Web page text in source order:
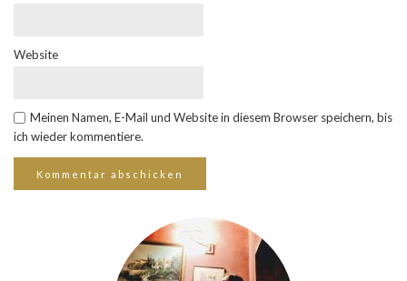
Website
Meinen Namen, E-Mail und Website in diesem Browser speichern, bis
ich wieder kommentiere.